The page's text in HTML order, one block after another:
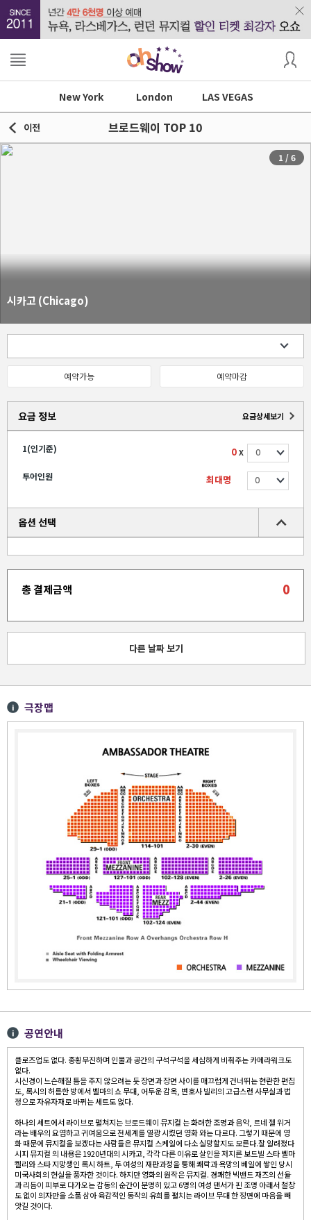
New York London LAS VEGAS
이전 브로드웨이 TOP 10
시카고 (Chicago)
1 /6
예약가능 예약마감
요금 정보 요금상세보기
1(인기준) 0 X
투어인원 최대명
옵션 선택
총 결제금액 0
다른 날짜 보기
극장맵
공연안내
클로즈업도 없다. 종횡무진하며 인물과 공간의 구석구석을 세심하게 비춰주는 카메라워크도
없다.
시신경이 느슨해질 틈을 주지 않으려는 듯 장면과 장면 사이를 매끄럽게 건너뛰는 현란한 편집
도, 록시의 허름한 방에서 벨마의 쇼 무대, 어두운 감옥, 변호사 빌리의 고급스런 사무실과 법
정으로 자유자재로 바뀌는 세트도 없다.
하나의 세트에서 라이브로 펼쳐지는 브로드웨이 뮤지컬 는 화려한 조명과 음악, 르네 젤 위거
라는 배우의 요염하고 귀여움으로 전세계를 열광 시켰던 영화 와는 다르다. 그렇기 때문에 영
화 때문에 뮤지컬을 보겠다는 사람들은 뮤지컬 스케일에 다소 실망할지도 모른다.잘 알려졌다
시피 뮤지컬 의 내용은 1920년대의 시카고, 각각 다른 이유로 살인을 저지른 보드빌 스타 벨마
켈리와 스타 지망생인 록시 하트, 두 여성의 재판과정을 통해 쾌락과 욕망의 베일에 쌓인 당시
미국사회의 현실을 풍자한 것이다. 하지만 영화의 원작은 뮤지컬. 경쾌한 빅밴드 재즈의 선율
과 리듬이 피부로 다가오는 감동의 순간이 분명히 있고 6명의 여성 댄서가 핀 조명 아래서 철창
도 없이 의자만을 소품 삼아 육감적인 동작의 유희를 펼치는 라이브 무대 한 장면에 마음을 빼
앗길 것이다.